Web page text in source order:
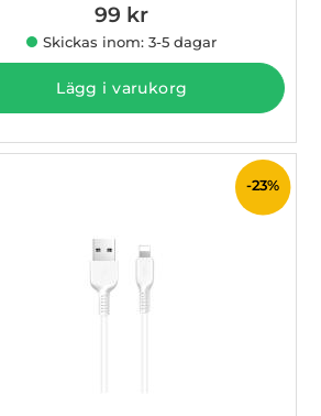
99 kr
Skickas inom: 3-5 dagar
Lägg i varukorg
-23%